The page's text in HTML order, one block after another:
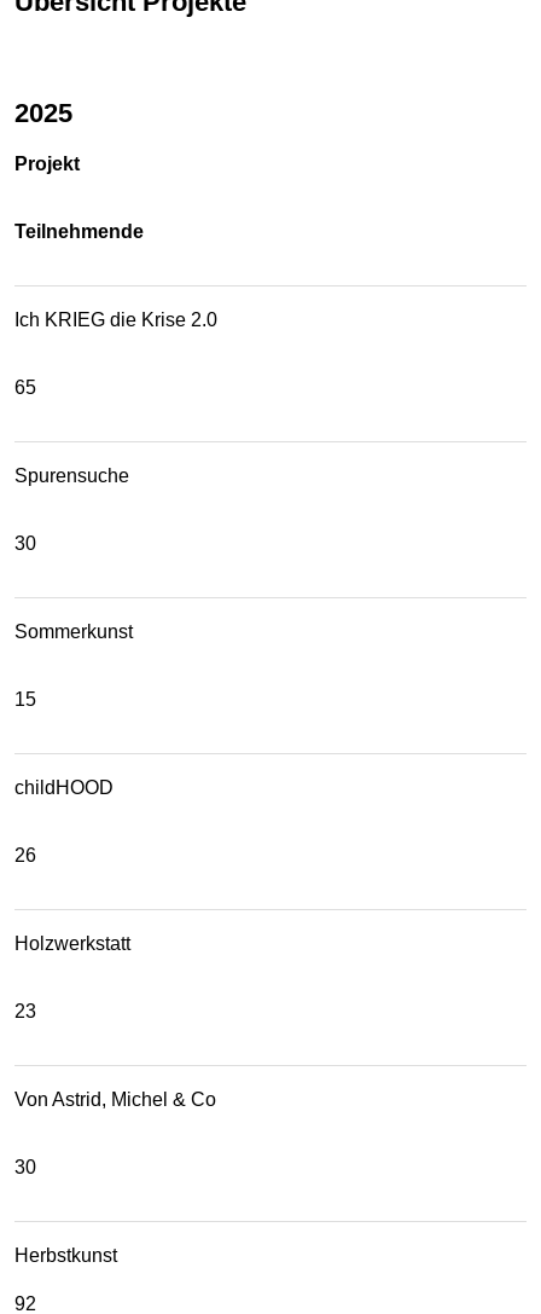
2025
Projekt
Teilnehmende
Ich KRIEG die Krise 2.0
65
Spurensuche
30
Sommerkunst
15
childHOOD
26
Holzwerkstatt
23
Von Astrid, Michel & Co
30
Herbstkunst
92